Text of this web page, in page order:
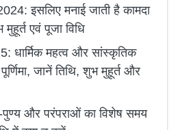
इसलिए मनाई जाती है कामदा
एवं पूजा विधि
धार्मिक महत्व और सांस्कृतिक
जानें तिथि, शुभ मुहूर्त और
और परंपराओं का विशेष समय